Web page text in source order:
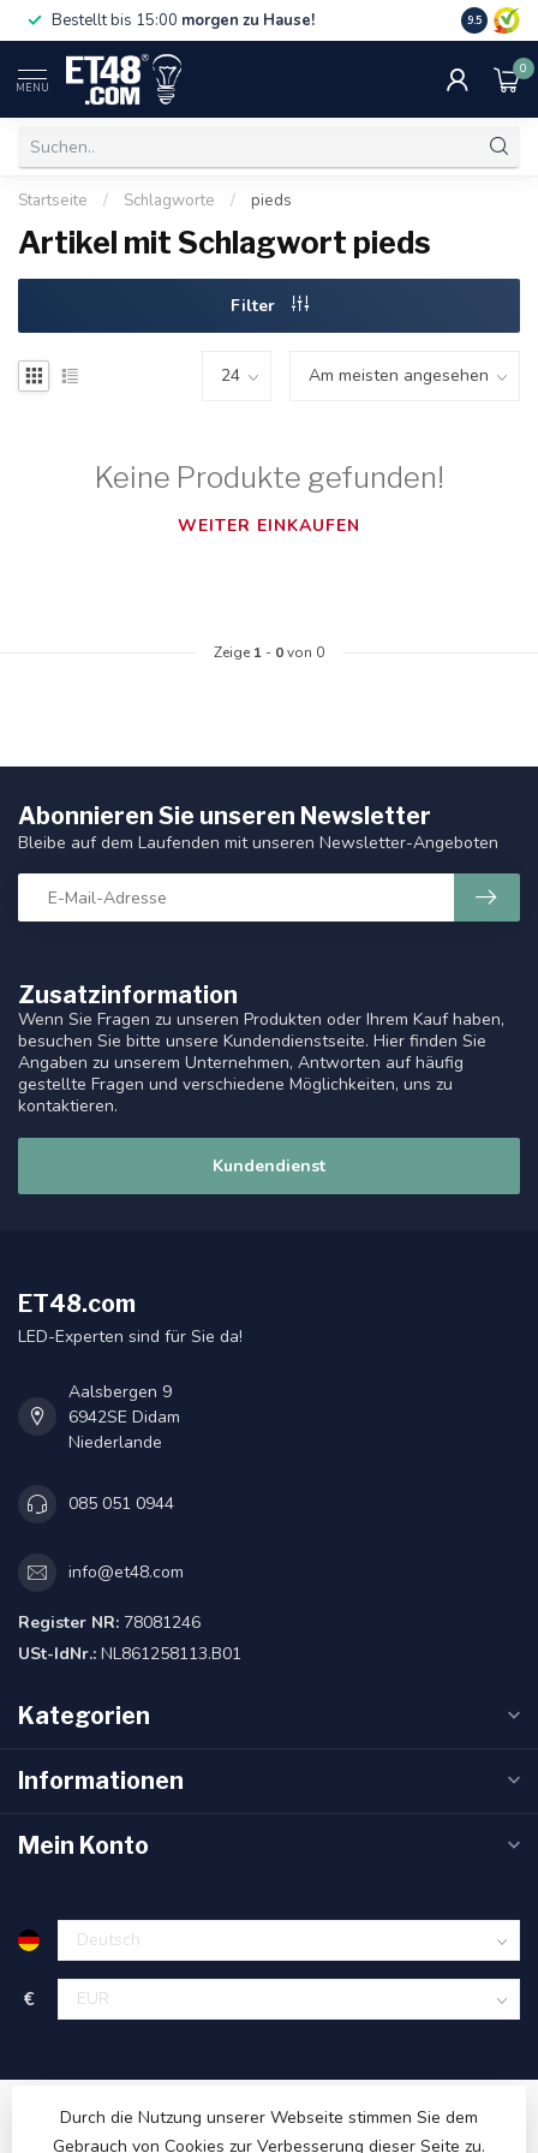
Bestellt bis 15:00 morgen zu Hause! 75 €. Nur
9.5
MENU
0
Startseite / Schlagworte / pieds
Artikel mit Schlagwort pieds
Filter
Keine Produkte gefunden!
WEITER EINKAUFEN
Zeige 1 - 0von 0
Zusatzinformation
Wenn Sie Fragen zu unseren Produkten oder Ihrem Kauf haben,
besuchen Sie bitte unsere Kundendienstseite. Hier finden Sie
Angaben zu unserem Unternehmen, Antworten auf häufig
gestellte Fragen und verschiedene Möglichkeiten, uns zu
kontaktieren.
Kundendienst
Abonnieren Sie unseren Newsletter
Bleibe auf dem Laufenden mit unseren Newsletter-Angeboten
ET48.com
LED-Experten sind für Sie da!
Aalsbergen 9
6942SE Didam
Niederlande
085 051 0944
info@et48.com
Register NR: 78081246
USt-IdNr.: NL861258113.B01
Kategorien
Informationen
Mein Konto
€
Durch die Nutzung unserer Webseite stimmen Sie dem
Gebrauch von Cookies zur Verbesserung dieser Seite zu.